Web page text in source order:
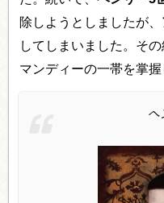
除しようとしましたが、
してしまいました。そ
マンディーの一帯を掌握
ヘ